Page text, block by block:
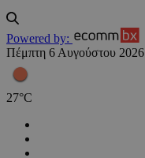
Powered by:
Πέμπτη 6 Αυγούστου 2026
27°C